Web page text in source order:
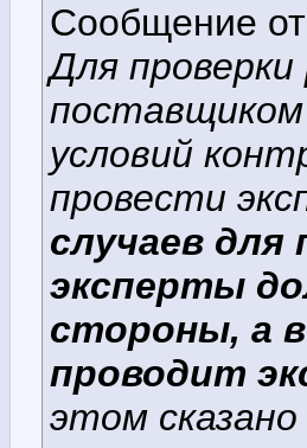
Сообщение
Для
поставщиком
условий
провести
случаев для
эксперты
стороны, а в
проводит
этом